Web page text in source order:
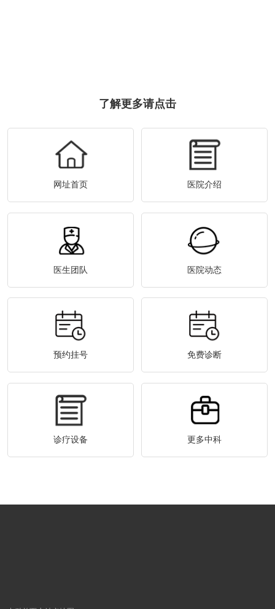
了解更多请点击
网址首页 医院介绍
医生团队 医院动态
预约挂号 免费诊断
诊疗设备 更多中科